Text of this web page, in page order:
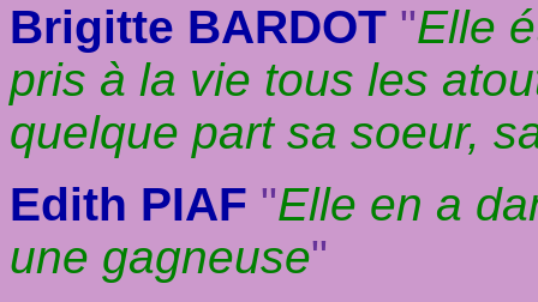
Brigitte BARDOT "Elle
pris à la vie tous les
quelque part sa soeur,
Edith PIAF "Elle en a
une gagneuse"